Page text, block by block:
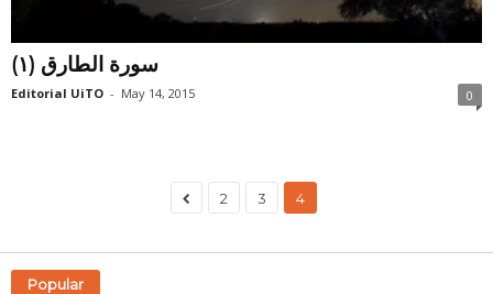
(سورة الطارق (١
Editorial UiTO - May 14, 2015 0
2 3 4
Popular